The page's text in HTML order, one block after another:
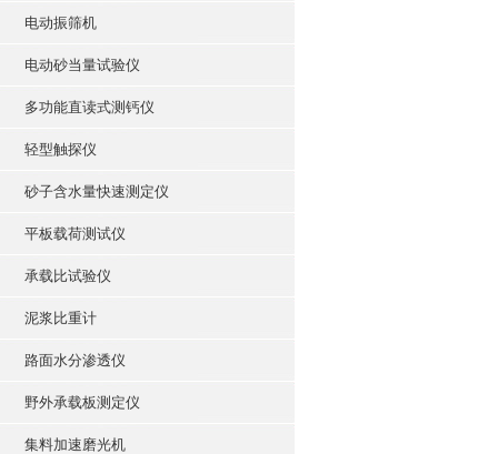
电动振筛机
电动砂当量试验仪
多功能直读式测钙仪
轻型触探仪
砂子含水量快速测定仪
平板载荷测试仪
承载比试验仪
泥浆比重计
路面水分渗透仪
野外承载板测定仪
集料加速磨光机